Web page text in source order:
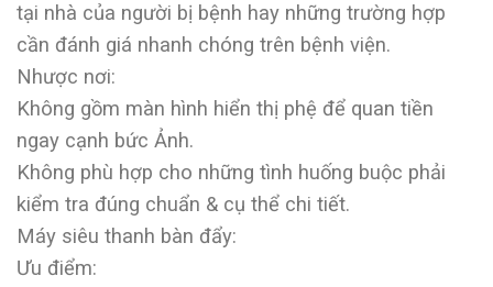
tại nhà của người bị bệnh hay những trường hợp
cần đánh giá nhanh chóng trên bệnh viện.
Nhược nơi:
Không gồm màn hình hiển thị phệ để quan tiền
ngay cạnh bức Ảnh.
Không phù hợp cho những tình huống buộc phải
kiểm tra đúng chuẩn & cụ thể chi tiết.
Máy siêu thanh bàn đẩy:
Ưu điểm: